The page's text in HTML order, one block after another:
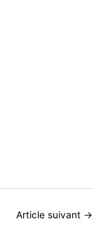
Article suivant →